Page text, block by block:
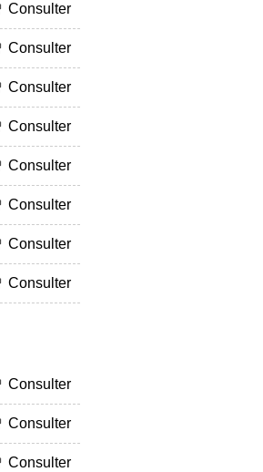
Consulter
Consulter
Consulter
Consulter
Consulter
Consulter
Consulter
Consulter
Consulter
Consulter
Consulter